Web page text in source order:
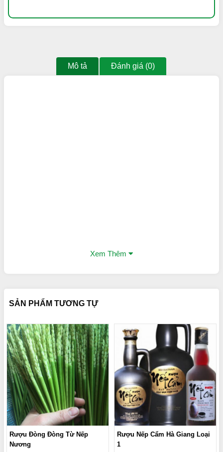
Mô tả Đánh giá (0)
Xem Thêm
SẢN PHẨM TƯƠNG TỰ
Rượu Đòng Đòng Từ Nếp
Nương
Rượu Nếp Cẩm Hà Giang Loại
1